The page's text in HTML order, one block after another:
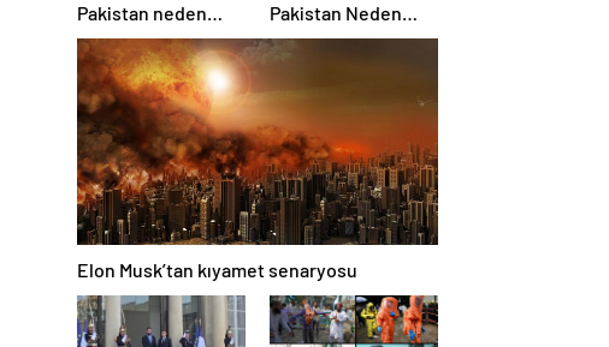
Pakistan neden
savaşıyor?
Pakistan Neden
Savaşıyor? Keşmir
Neden Savaş
Başladı? İşte
Hindistan Pakistan
Savaşının Tarihçesi!
Elon Musk’tan kıyamet senaryosu